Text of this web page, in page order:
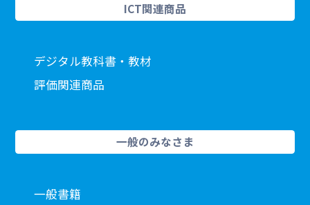
ICT関連商品
デジタル教科書・教材
評価関連商品
一般のみなさま
一般書籍